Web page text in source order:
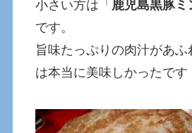
小さい方は「 鹿児島黒豚
です。
旨味たっぷりの肉汁があ
は本当に美味しかったです